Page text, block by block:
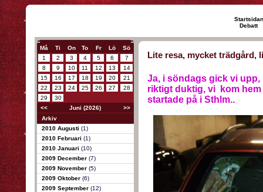
Startsidan
Debatt
Må Ti On To Fr Lö
Sö
1
2 3 4 5 6
7
8
9 10 11 12 13
14
15
16 17 18 19 20
21
22
23 24 25 26 27
28
29
30
<<
Juni (2026)
>>
Arkiv
2010 Augusti (1)
2010 Februari (1)
2010 Januari (10)
2009 December (7)
2009 November (5)
2009 Oktober (6)
2009 September (12)
Lite resa, mycket trädgård,
Ja, i söndags gick vi upp,
riktigt duktig, vi kom hem
startade på i Sthlm..